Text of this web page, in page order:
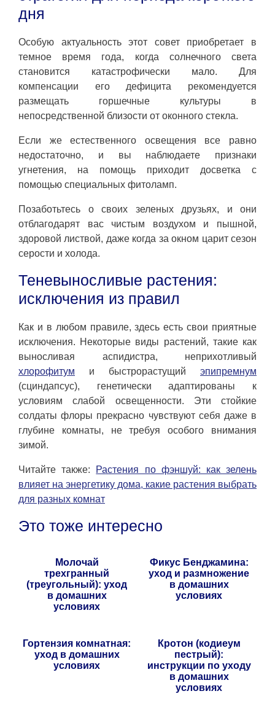
дня
Особую актуальность этот совет приобретает в
темное время года, когда солнечного света
становится катастрофически мало. Для
компенсации его дефицита рекомендуется
размещать горшечные культуры в
непосредственной близости от оконного стекла.
Если же естественного освещения все равно
недостаточно, и вы наблюдаете признаки
угнетения, на помощь приходит досветка с
помощью специальных фитоламп.
Позаботьтесь о своих зеленых друзьях, и они
отблагодарят вас чистым воздухом и пышной,
здоровой листвой, даже когда за окном царит сезон
серости и холода.
Теневыносливые растения:
исключения из правил
Как и в любом правиле, здесь есть свои приятные
исключения. Некоторые виды растений, такие как
выносливая аспидистра, неприхотливый
хлорофитум и быстрорастущий эпипремнум
(сциндапсус), генетически адаптированы к
условиям слабой освещенности. Эти стойкие
солдаты флоры прекрасно чувствуют себя даже в
глубине комнаты, не требуя особого внимания
зимой.
Читайте также: Растения по фэншуй: как зелень
влияет на энергетику дома, какие растения выбрать
для разных комнат
Это тоже интересно
Молочай
трехгранный
(треугольный): уход
в домашних
условиях
Фикус Бенджамина:
уход и размножение
в домашних
условиях
Гортензия комнатная:
уход в домашних
условиях
Кротон (кодиеум
пестрый):
инструкции по уходу
в домашних
условиях